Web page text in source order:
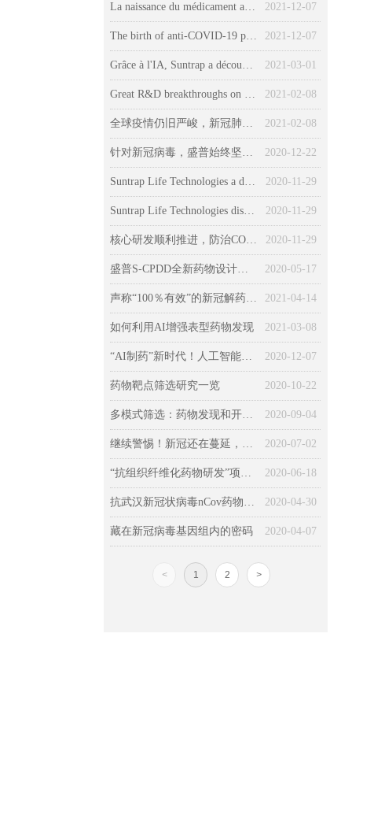
2021-12-07
La naissance du médicament anti-COVID-19 avec l’effet préventif et curatif
2021-12-07
The birth of anti-COVID-19 prevention drugs
2021-03-01
Grâce à l'IA, Suntrap a découvert des médicaments spécifiques pour le COVID-19 et les épidémies
2021-02-08
Great R&D breakthroughs on a miracle new drug against the COVID-19 global pandemics
2021-02-08
全球疫情仍旧严峻，新冠肺炎防治药物研发有重大突破！
2020-12-22
针对新冠病毒，盛普始终坚持多靶标协同的防治病毒药物研发
2020-11-29
Suntrap Life Technologies a découvert un composé anti-COVID-19 naturel.
2020-11-29
Suntrap Life Technologies discovered a natural anti-COVID-19 compound.
2020-11-29
核心研发顺利推进，防治COVID-19病毒指日可待
2020-05-17
盛普S-CPDD全新药物设计与研发体系
2021-04-14
声称“100％有效”的新冠解药Molnupiravir，究竟是什么？
2021-03-08
如何利用AI增强表型药物发现
2020-12-07
“AI制药”新时代！人工智能预测更好的抗癌药物组合
2020-10-22
药物靶点筛选研究一览
2020-09-04
多模式筛选：药物发现和开发的未来
2020-07-02
继续警惕！新冠还在蔓延，一大波病毒卷土重来……
2020-06-18
“抗组织纤维化药物研发”项目启动
2020-04-30
抗武汉新冠状病毒nCov药物靶标与药物筛选建议
2020-04-07
藏在新冠病毒基因组内的密码
< 1 2 >